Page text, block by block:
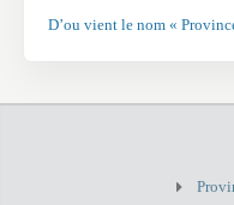
D’ou vient le nom «